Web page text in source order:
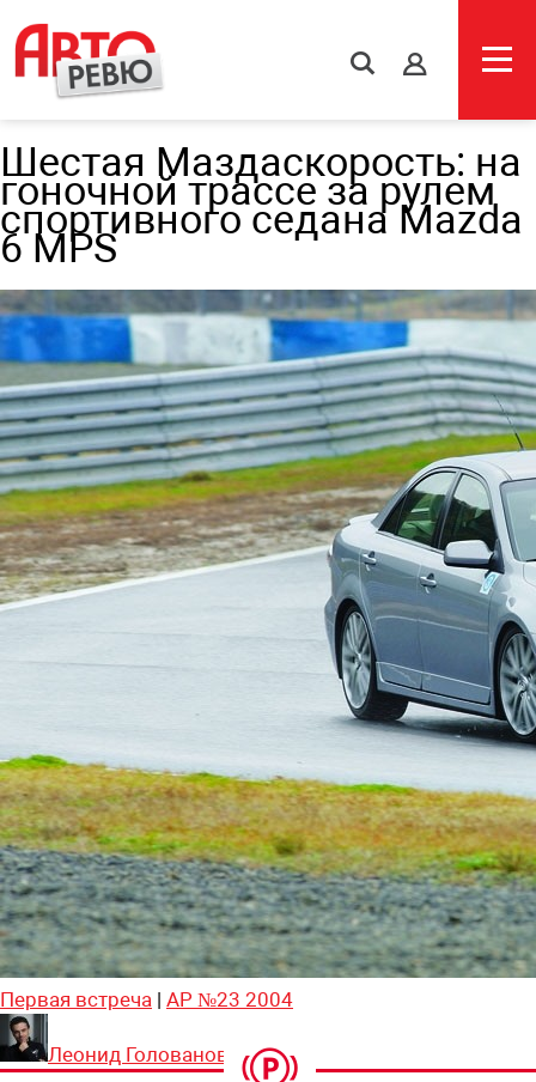
s
Шестая Маздаскорость: на
гоночной трассе за рулем
спортивного седана Mazda
6 MPS
Первая встреча | АР №23 2004
Леонид Голованов